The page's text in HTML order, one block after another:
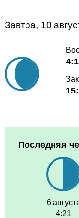
Завтра, 10
Последняя
6
4:21